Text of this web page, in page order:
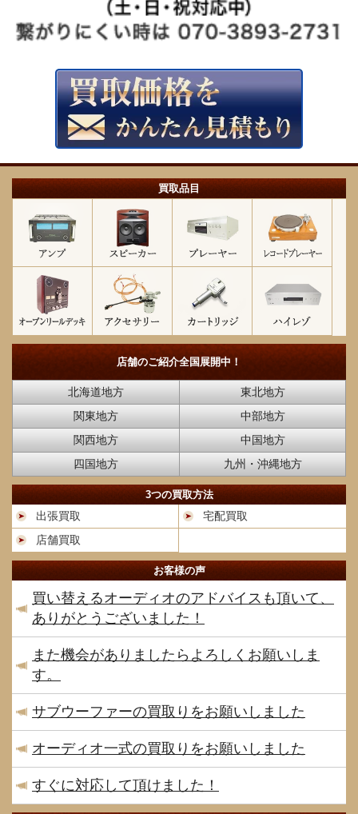
買取品目
店舗のご紹介全国展開中！
北海道地方
東北地方
関東地方
中部地方
関西地方
中国地方
四国地方
九州・沖縄地方
3つの買取方法
出張買取
宅配買取
店舗買取
お客様の声
買い替えるオーディオのアドバイスも頂いて、
ありがとうございました！
また機会がありましたらよろしくお願いしま
す。
サブウーファーの買取りをお願いしました
オーディオ一式の買取りをお願いしました
すぐに対応して頂けました！